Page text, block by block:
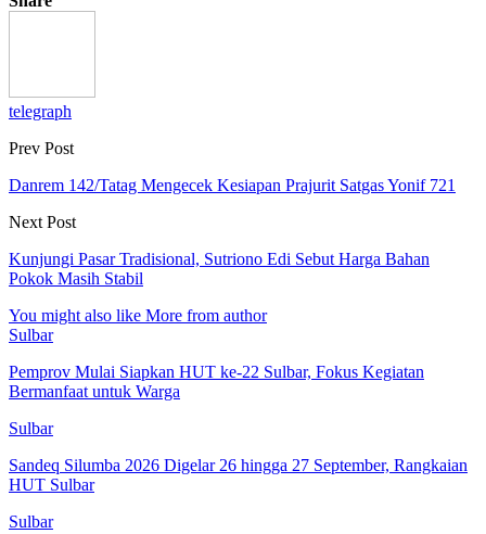
telegraph
Prev Post
Danrem 142/Tatag Mengecek Kesiapan Prajurit Satgas Yonif 721
Next Post
Kunjungi Pasar Tradisional, Sutriono Edi Sebut Harga Bahan
Pokok Masih Stabil
You might also like More from author
Sulbar
Pemprov Mulai Siapkan HUT ke-22 Sulbar, Fokus Kegiatan
Bermanfaat untuk Warga
Sulbar
Sandeq Silumba 2026 Digelar 26 hingga 27 September, Rangkaian
HUT Sulbar
Sulbar